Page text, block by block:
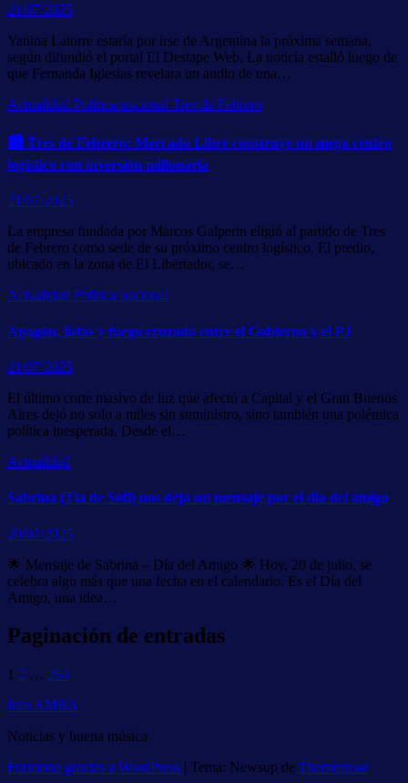
21/07/2025
Yanina Latorre estaría por irse de Argentina la próxima semana,
según difundió el portal El Destape Web. La noticia estalló luego de
que Fernanda Iglesias revelara un audio de una…
Actualidad Politica nacional Tres de Febrero
🏙️ Tres de Febrero: Mercado Libre construye un mega centro
logístico con inversión millonaria
21/07/2025
La empresa fundada por Marcos Galperin eligió al partido de Tres
de Febrero como sede de su próximo centro logístico. El predio,
ubicado en la zona de El Libertador, se…
Actualidad Politica nacional
Apagón, listas y fuego cruzado entre el Gobierno y el PJ
21/07/2025
El último corte masivo de luz que afectó a Capital y el Gran Buenos
Aires dejó no solo a miles sin suministro, sino también una polémica
política inesperada. Desde el…
Actualidad
Sabrina (Tía de Sofi) nos deja un mensaje por el dia del amigo
20/07/2025
🌟 Mensaje de Sabrina – Día del Amigo 🌟 Hoy, 20 de julio, se
celebra algo más que una fecha en el calendario. Es el Día del
Amigo, una idea…
Paginación de entradas
1 2 … 253
Info AMBA
Noticias y buena música
Funciona gracias a WordPress | Tema: Newsup de Themeansar